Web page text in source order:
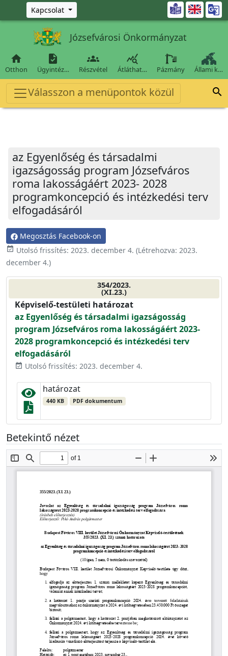
Ugrás a fő tartalomra
Kapcsolat 
Józsefvárosi Önkormányzat

Otthon

Ügyintéz…

Részvétel

Átláthat… Pázmány Állami k…
Válasszon a menüpontok közül 
az Egyenlőség és társadalmi
igazságosság program Józsefváros
roma lakosságáért 2023- 2028
programkoncepció és intézkedési terv
elfogadásáról
Megosztás Facebook-on
event_available Utolsó frissítés: 2023. december 4. (Létrehozva: 2023.
december 4.)
354/2023.
(XI.23.)
Képviselő-testületi határozat
az Egyenlőség és társadalmi igazságosság
program Józsefváros roma lakosságáért 2023-
2028 programkoncepció és intézkedési terv
elfogadásáról
event_available Utolsó frissítés: 2023. december 4.
határozat
440 KB PDF dokumentum
Betekintő nézet